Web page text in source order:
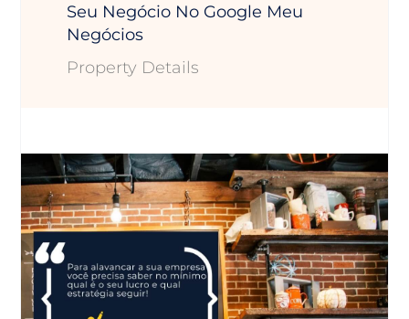
Seu Negócio No Google Meu
Negócios
Property Details